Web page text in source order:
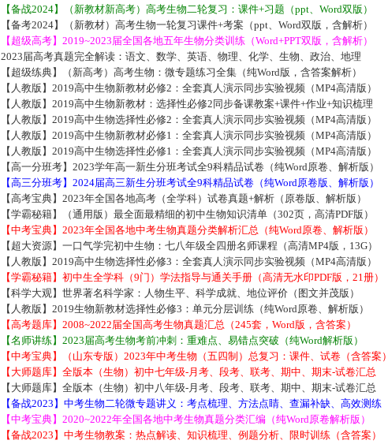
【备战2024】（新教材新高考）高考生物二轮复习：课件+习题（ppt、Word双版）
【备考2024】（新教材）高考生物一轮复习课件+考案（ppt、Word双版，含解析）
【超级高考】2019~2023届全国各地五年生物分类训练（Word+PPT双版，含解析）
2023届高考真题完全解读：语文、数学、英语、物理、化学、生物、政治、地理
【超级练典】（新高考）高考生物：微专题练习全集（纯Word版，含答案解析）
【人教版】2019高中生物新教材必修2：全套真人演示同步实验视频（MP4高清版）
【人教版】2019高中生物新教材：选择性必修2同步备课教案+课件+作业+知识梳理
【人教版】2019高中生物选择性必修2：全套真人演示同步实验视频（MP4高清版）
【人教版】2019高中生物新教材必修1：全套真人演示同步实验视频（MP4高清版）
【人教版】2019高中生物选择性必修1：全套真人演示同步实验视频（MP4高清版）
【高一分班考】2023学年高一新生分班考试全9科精品试卷（纯Word原卷、解析版）
【高三分班考】2024届高三新生分班考试全9科精品试卷（纯Word原卷版、解析版）
【高考宝典】2023年全国各地高考（全学科）试卷真题+解析（原卷版、解析版）
【学霸秘籍】（通用版）最全面最精细的初中生物知识清单（302页，高清PDF版）
【中考宝典】2023年全国各地中考生物真题分类解析汇总（纯Word原卷、解析版）
【超大资源】一口气学完初中生物：七八年级全四册名师课程（高清MP4版，13G）
【人教版】2019高中生物选择性必修3：全套真人演示同步实验视频（MP4高清版）
【学霸秘籍】初中生全学科（9门）学法指导与通关手册（高清无水印PDF版，21册）
【科学大观】世界著名科学家：人物生平、科学成就、地位评价（图文并茂版）
【人教版】2019生物新教材选择性必修3：单元分层训练（纯Word原卷、解析版）
【高考题库】2008~2022届全国高考生物真题汇总（245套，Word版，含答案）
【名师讲练】2023届高考生物考前冲刺：重难点、易错点突破（纯Word解析版）
【中考宝典】（山东专版）2023年中考生物（五四制）总复习：课件、试卷（含答案）
【大师题库】全版本（生物）初中七年级-月考、段考、联考、期中、期末-试卷汇总
【大师题库】全版本（生物）初中八年级-月考、段考、联考、期中、期末-试卷汇总
【备战2023】中考生物二轮微专题讲义：考点梳理、方法点睛、查漏补缺、高效测练
【中考宝典】2020~2022年全国各地中考生物真题分类汇编（纯Word原卷解析版）
【备战2023】中考生物教案：热点解读、知识梳理、例题分析、限时训练（含答案）